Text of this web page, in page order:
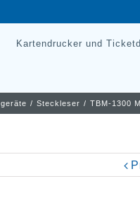
Kartendrucker und
/ Steckleser / TBM-1300